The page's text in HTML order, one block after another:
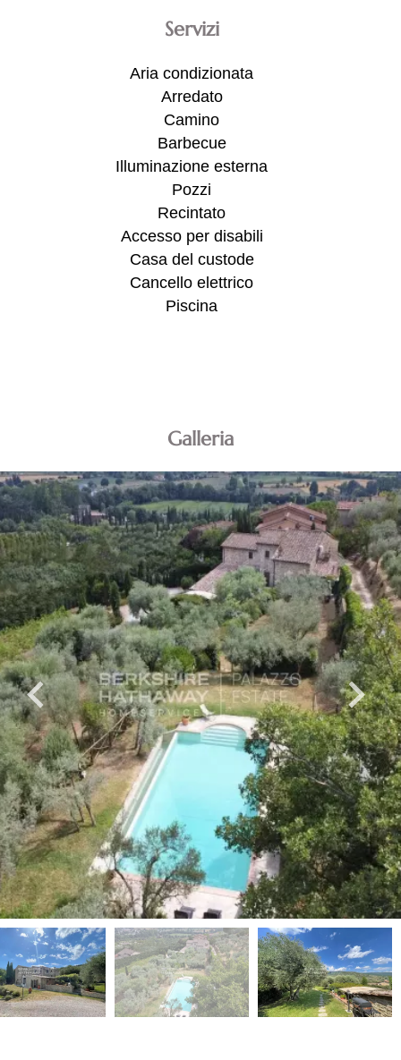
Servizi
Aria condizionata
Arredato
Camino
Barbecue
Illuminazione esterna
Pozzi
Recintato
Accesso per disabili
Casa del custode
Cancello elettrico
Piscina
Galleria